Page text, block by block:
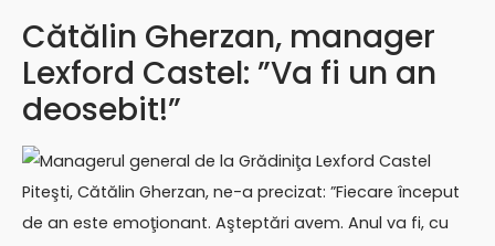
Cătălin Gherzan, manager
Lexford Castel: ”Va fi un an
deosebit!”
Managerul general de la Grădiniţa Lexford Castel
Piteşti, Cătălin Gherzan, ne-a precizat: ”Fiecare început
de an este emoţionant. Aşteptări avem. Anul va fi, cu